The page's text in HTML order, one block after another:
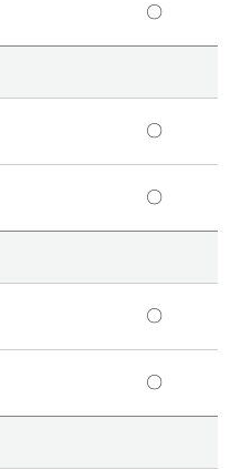
〇
〇
〇
〇
〇